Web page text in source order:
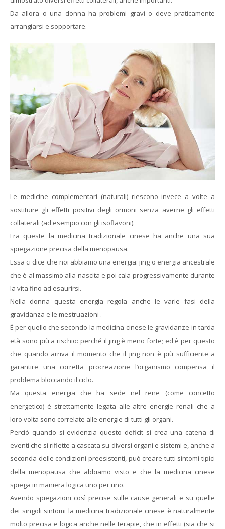
Da allora o una donna ha problemi gravi o deve praticamente
arrangiarsi e sopportare.
Le medicine complementari (naturali) riescono invece a volte a
sostituire gli effetti positivi degli ormoni senza averne gli effetti
collaterali (ad esempio con gli isoflavoni).
Fra queste la medicina tradizionale cinese ha anche una sua
spiegazione precisa della menopausa.
Essa ci dice che noi abbiamo una energia: jing o energia ancestrale
che è al massimo alla nascita e poi cala progressivamente durante
la vita fino ad esaurirsi.
Nella donna questa energia regola anche le varie fasi della
gravidanza e le mestruazioni .
È per quello che secondo la medicina cinese le gravidanze in tarda
età sono più a rischio: perché il jing è meno forte; ed è per questo
che quando arriva il momento che il jing non è più sufficiente a
garantire una corretta procreazione l’organismo compensa il
problema bloccando il ciclo.
Ma questa energia che ha sede nel rene (come concetto
energetico) è strettamente legata alle altre energie renali che a
loro volta sono correlate alle energie di tutti gli organi.
Perciò quando si evidenzia questo deficit si crea una catena di
eventi che si riflette a cascata su diversi organi e sistemi e, anche a
seconda delle condizioni preesistenti, può creare tutti sintomi tipici
della menopausa che abbiamo visto e che la medicina cinese
spiega in maniera logica uno per uno.
Avendo spiegazioni così precise sulle cause generali e su quelle
dei singoli sintomi la medicina tradizionale cinese è naturalmente
molto precisa e logica anche nelle terapie, che in effetti (sia che si